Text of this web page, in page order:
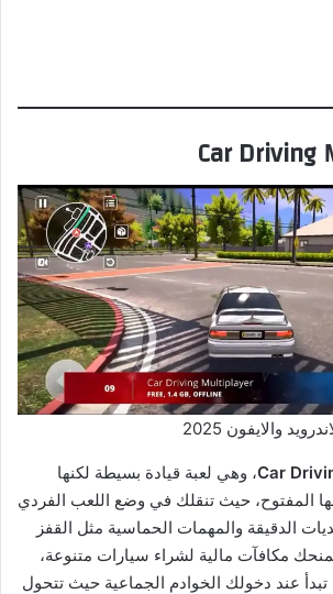
والايفون 2025
Car، وهي لعبة قيادة بسيطة لكنها
المفتوح، حيث تنقلك في وضع اللعب الفردي
الدقيقة والمهمات الحماسية مثل القفز
مكافآت مالية لشراء سيارات متنوعة،
تبدأ عند دخولك الخوادم الجماعية حيث تتحول